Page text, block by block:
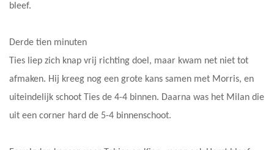
bleef.
Derde tien minuten
Ties liep zich knap vrij richting doel, maar kwam net niet tot
afmaken. Hij kreeg nog een grote kans samen met Morris, en
uiteindelijk schoot Ties de 4-4 binnen. Daarna was het Milan die
uit een corner hard de 5-4 binnenschoot.